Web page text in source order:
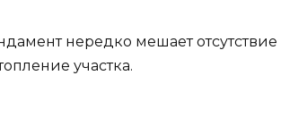
нередко мешает отсутствие
участка.